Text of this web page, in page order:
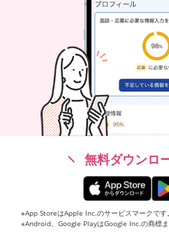
無料ダウンロ
※App StoreはApple Inc.のサービスマークです。
※Android、Google PlayはGoogle Inc.の商標ま